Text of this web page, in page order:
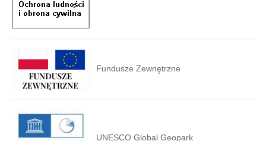
Fundusze Zewnętrzne
UNESCO Global Geopark